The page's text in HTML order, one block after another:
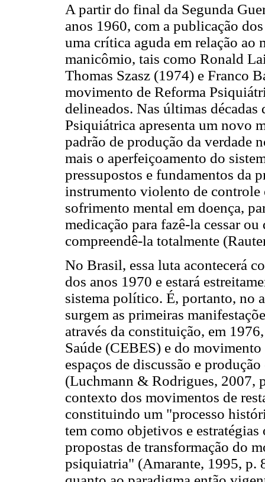
A partir do final da Segunda
anos 1960, com a publicação
uma crítica aguda em relação
manicômio, tais como Ronald
Thomas Szasz (1974) e Franco
movimento de Reforma
delineados. Nas últimas
Psiquiátrica apresenta um novo
padrão de produção da verdade
mais o aperfeiçoamento do
pressupostos e fundamentos da
instrumento violento de controle
sofrimento mental em doença,
medicação para fazê-la cessar
compreendê-la totalmente
No Brasil, essa luta acontecerá
dos anos 1970 e estará
sistema político. É, portanto, no
surgem as primeiras
através da constituição, em
Saúde (CEBES) e do
espaços de discussão e
(Luchmann & Rodrigues, 2007,
contexto dos movimentos de
constituindo um "processo
tem como objetivos e estratégias
propostas de transformação do
psiquiatria" (Amarante, 1995, p.